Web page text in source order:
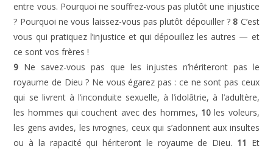
entre vous. Pourquoi ne souffrez-vous pas plutôt une injustice
? Pourquoi ne vous laissez-vous pas plutôt dépouiller ? 8 C’est
vous qui pratiquez l’injustice et qui dépouillez les autres — et
ce sont vos frères !
9 Ne savez-vous pas que les injustes n’hériteront pas le
royaume de Dieu ? Ne vous égarez pas : ce ne sont pas ceux
qui se livrent à l’inconduite sexuelle, à l’idolâtrie, à l’adultère,
les hommes qui couchent avec des hommes, 10les voleurs,
les gens avides, les ivrognes, ceux qui s’adonnent aux insultes
ou à la rapacité qui hériteront le royaume de Dieu. 11 Et